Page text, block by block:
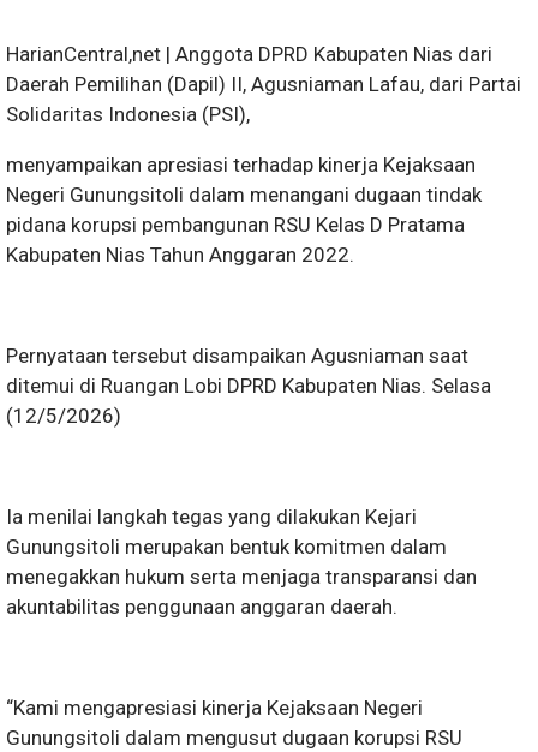
HarianCentral,net | Anggota DPRD Kabupaten Nias dari
Daerah Pemilihan (Dapil) II, Agusniaman Lafau, dari Partai
Solidaritas Indonesia (PSI),
menyampaikan apresiasi terhadap kinerja Kejaksaan
Negeri Gunungsitoli dalam menangani dugaan tindak
pidana korupsi pembangunan RSU Kelas D Pratama
Kabupaten Nias Tahun Anggaran 2022.
Pernyataan tersebut disampaikan Agusniaman saat
ditemui di Ruangan Lobi DPRD Kabupaten Nias. Selasa
(12/5/2026)
Ia menilai langkah tegas yang dilakukan Kejari
Gunungsitoli merupakan bentuk komitmen dalam
menegakkan hukum serta menjaga transparansi dan
akuntabilitas penggunaan anggaran daerah.
“Kami mengapresiasi kinerja Kejaksaan Negeri
Gunungsitoli dalam mengusut dugaan korupsi RSU